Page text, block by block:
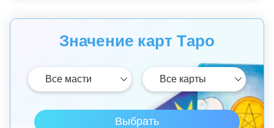
Значение карт Таро